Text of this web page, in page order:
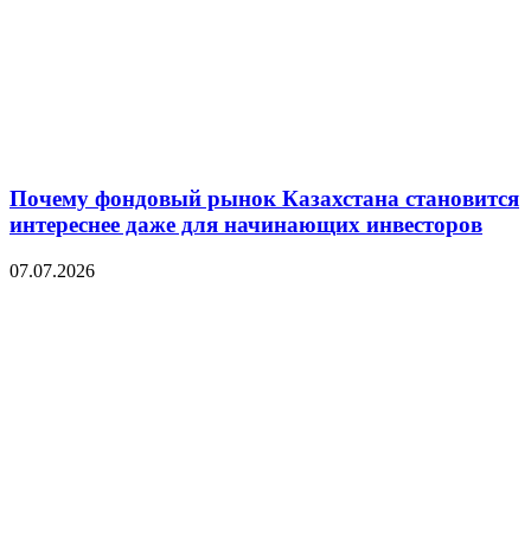
Почему фондовый рынок Казахстана становится
интереснее даже для начинающих инвесторов
07.07.2026